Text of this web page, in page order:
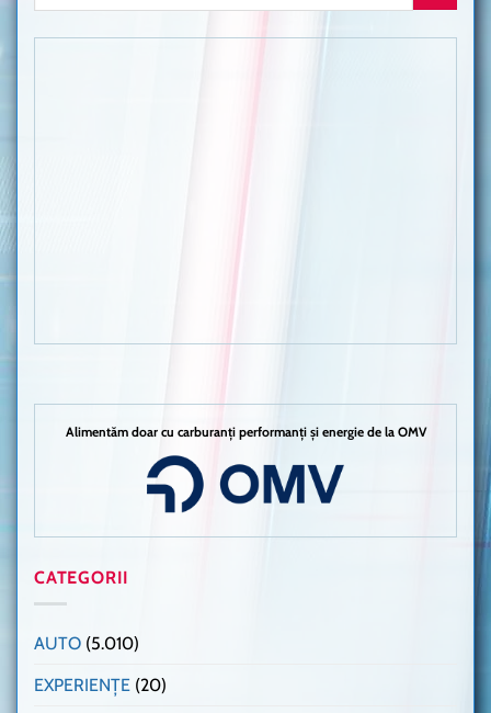
Alimentăm doar cu carburanți performanți și energie de la OMV
CATEGORII
AUTO (5.010)
EXPERIENȚE (20)